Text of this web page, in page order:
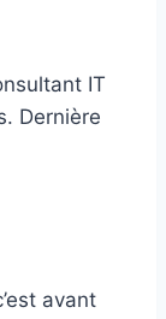
IT
Dernière
avant